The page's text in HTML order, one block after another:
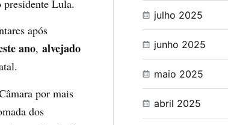
presidente Lula.
após
ano, alvejado
por mais
dos
julho 2025
junho 2025
maio 2025
abril 2025